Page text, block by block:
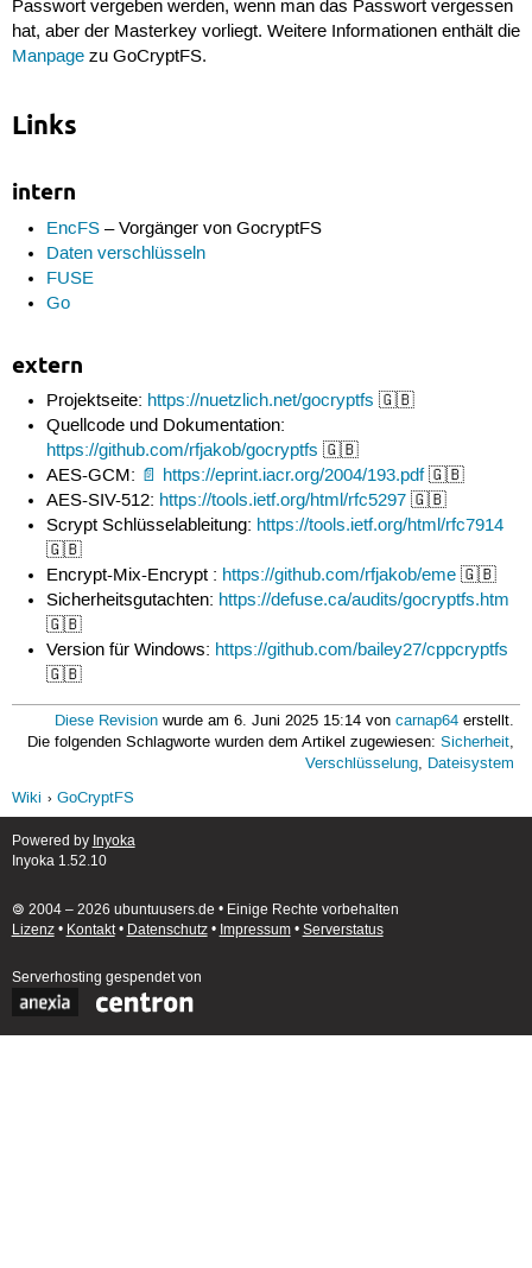
Passwort vergeben werden, wenn man das Passwort vergessen
hat, aber der Masterkey vorliegt. Weitere Informationen enthält die
Manpagezu GoCryptFS.
Links
intern
EncFS – Vorgänger von GocryptFS
Daten verschlüsseln
FUSE
Go
extern
Projektseite: https://nuetzlich.net/gocryptfs 🇬🇧
Quellcode und Dokumentation:
https://github.com/rfjakob/gocryptfs 🇬🇧
AES-GCM:
https://eprint.iacr.org/2004/193.pdf🇬🇧
AES-SIV-512: https://tools.ietf.org/html/rfc5297 🇬🇧
Scrypt Schlüsselableitung: https://tools.ietf.org/html/rfc7914
🇬🇧
Encrypt-Mix-Encrypt : https://github.com/rfjakob/eme 🇬🇧
Sicherheitsgutachten: https://defuse.ca/audits/gocryptfs.htm
🇬🇧
Version für Windows: https://github.com/bailey27/cppcryptfs
🇬🇧
Diese Revision wurde am 6. Juni 2025 15:14 voncarnap64 erstellt.
Die folgenden Schlagworte wurden dem Artikel zugewiesen:Sicherheit,
Verschlüsselung, Dateisystem
Wiki
GoCryptFS
Powered by Inyoka
Inyoka 1.52.10
🄯 2004 – 2026 ubuntuusers.de • Einige Rechte vorbehalten
Lizenz• Kontakt• Datenschutz• Impressum• Serverstatus
Serverhosting gespendet von